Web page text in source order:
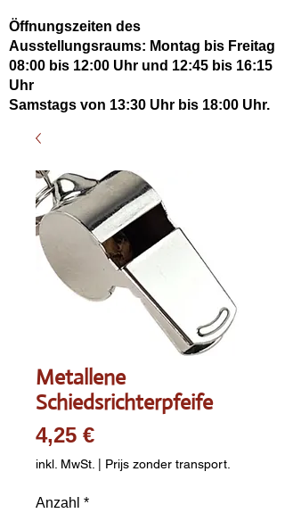
Öffnungszeiten des
Ausstellungsraums: Montag bis Freitag
08:00 bis 12:00 Uhr und 12:45 bis 16:15
Uhr
Samstags von 13:30 Uhr bis 18:00 Uhr.
Metallene
Schiedsrichterpfeife
4,25 €Preis
inkl. MwSt. | Prijs zonder transport.
Anzahl *